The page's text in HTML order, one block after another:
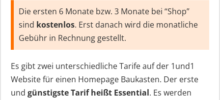
Die ersten 6 Monate bzw. 3 Monate bei “Shop”
sind kostenlos. Erst danach wird die monatliche
Gebühr in Rechnung gestellt.
Es gibt zwei unterschiedliche Tarife auf der 1und1
Website für einen Homepage Baukasten. Der erste
undgünstigste Tarif heißt Essential. Es werden